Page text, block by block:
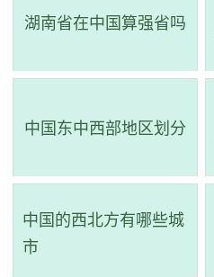
湖南省在中国算强省吗
中国东中西部地区划分
中国的西北方有哪些城
市